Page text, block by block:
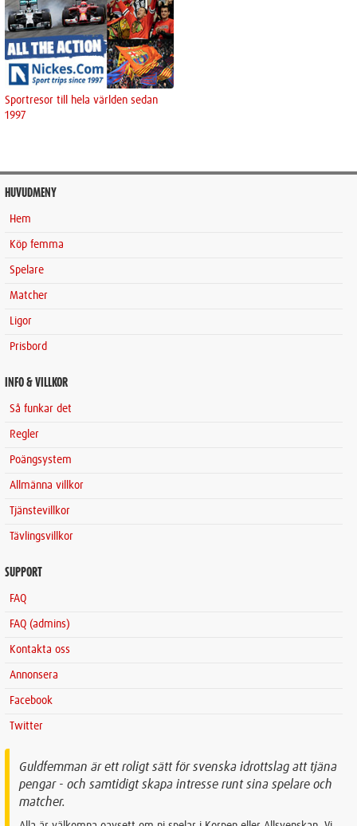
Sportresor till hela världen sedan
1997
HUVUDMENY
Hem
Köp femma
Spelare
Matcher
Ligor
Prisbord
INFO & VILLKOR
Så funkar det
Regler
Poängsystem
Allmänna villkor
Tjänstevillkor
Tävlingsvillkor
SUPPORT
FAQ
FAQ (admins)
Kontakta oss
Annonsera
Facebook
Twitter
Guldfemman är ett roligt sätt för svenska idrottslag att tjäna
pengar - och samtidigt skapa intresse runt sina spelare och
matcher.